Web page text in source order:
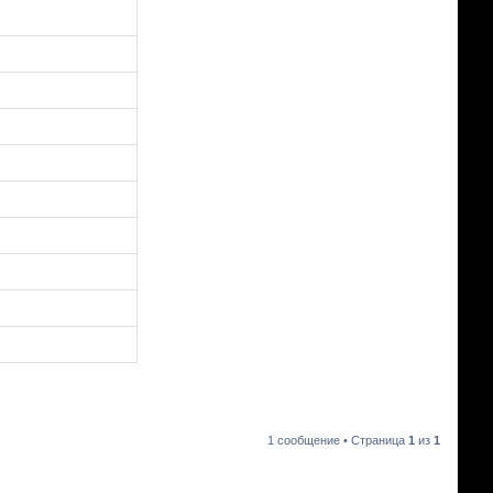
1 сообщение • Страница 1 из 1